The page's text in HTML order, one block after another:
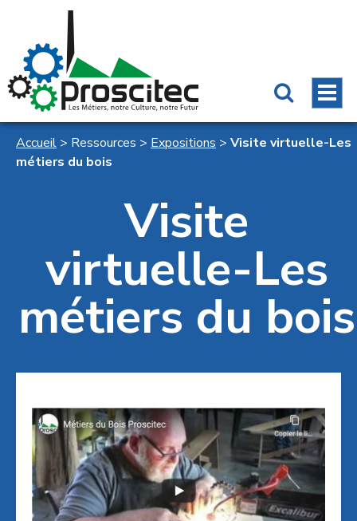
Accueil > Ressources > Expositions > Visite virtuelle-Les
métiers du bois
Visite
virtuelle-Les
métiers du bois